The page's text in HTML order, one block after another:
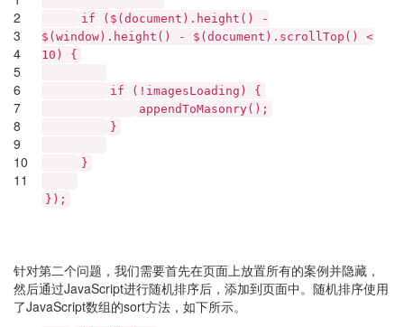
2
3
4
5
6
7
8
9
10
11
if
($(document).height() -
$(window).height() - $(document).scrollTop() <
10) {
if
(!imagesLoading) {
appendToMasonry();
}
}
});
针对第二个问题，我们需要首先在页面上放置所有的案例并隐藏，
然后通过JavaScript进行随机排序后，添加到页面中。随机排序使用
了JavaScript数组的sort方法，如下所示。